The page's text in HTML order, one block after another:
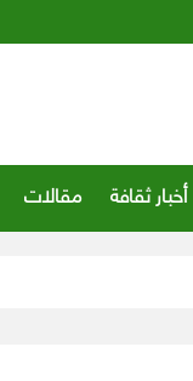
أخبار ثقافة مقالات